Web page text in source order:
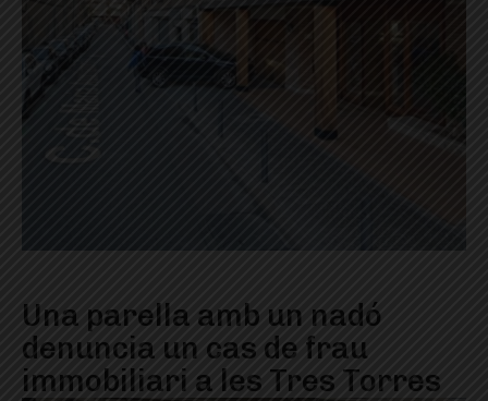
Una parella amb un nadó
denuncia un cas de frau
immobiliari a les Tres Torres